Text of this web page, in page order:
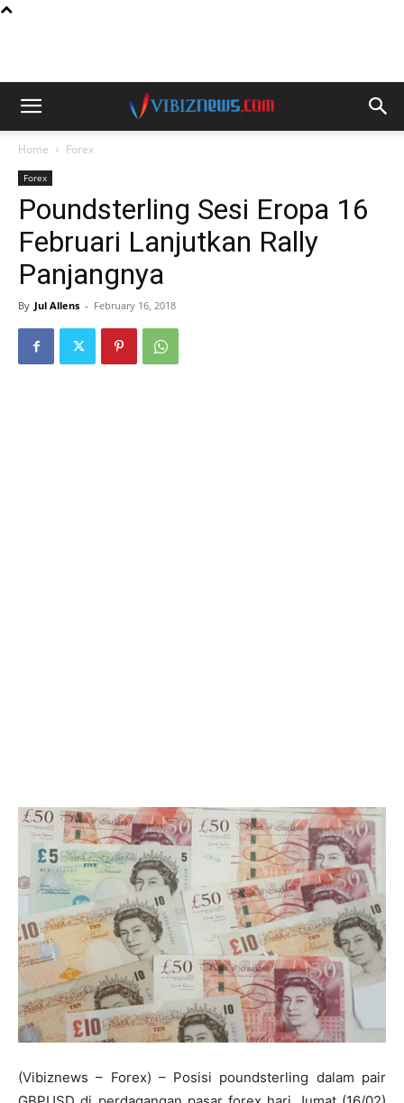
Home Forex
Forex
Poundsterling Sesi Eropa 16
Februari Lanjutkan Rally
Panjangnya
By Jul Allens - February 16, 2018
(Vibiznews – Forex) – Posisi poundsterling dalam pair